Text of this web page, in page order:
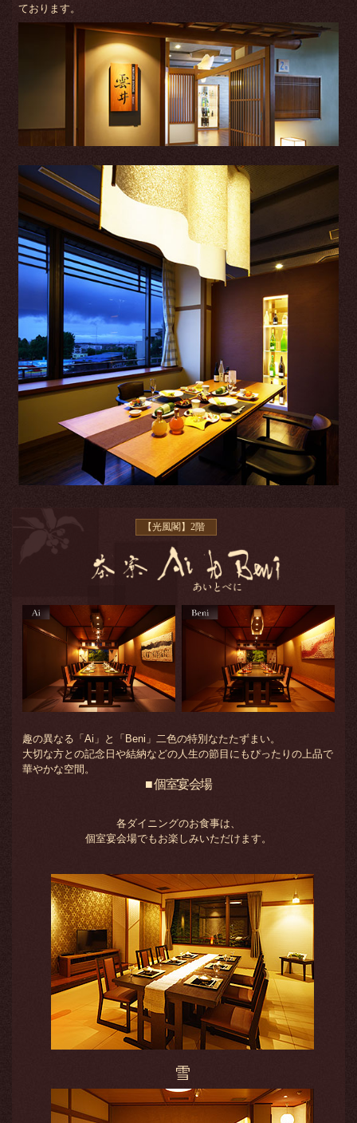
ております。
【光風閣】2階
趣の異なる「Ai」と「Beni」二色の特別なたたずまい。
大切な方との記念日や結納などの人生の節目にもぴったりの上品で
華やかな空間。
■ 個室宴会場
各ダイニングのお食事は、
個室宴会場でもお楽しみいただけます。
雪